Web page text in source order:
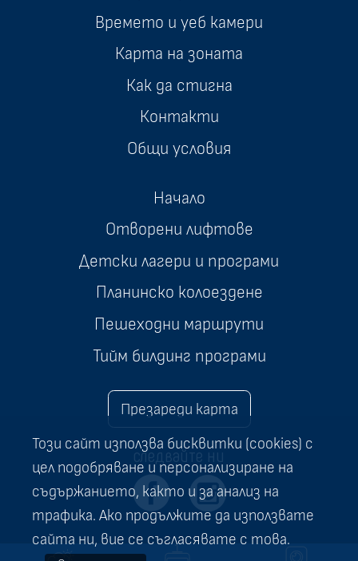
Този сайт използва бисквитки (cookies) с
цел подобряване и персонализиране на
съдържанието, както и за анализ на
трафика. Ако продължите да използвате
сайта ни, вие се съгласявате с това.
Времето и уеб камери
Карта на зоната
Как да стигна
Контакти
Общи условия
Начало
Отворени лифтове
Детски лагери и програми
Планинско колоездене
Пешеходни маршрути
Тийм билдинг програми
Презареди карта
следвайте ни